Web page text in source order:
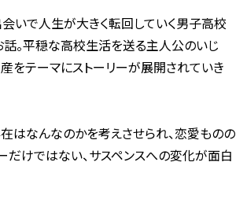
いで人生が大きく転回していく男子高校
。平穏な高校生活を送る主人公のいじ
産をテーマにストーリーが展開されていき
はなんなのかを考えさせられ、恋愛ものの
だけではない、サスペンスへの変化が面白